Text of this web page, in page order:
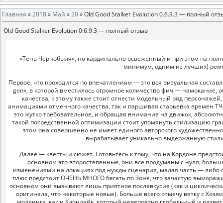
Главная »2018» Май »20» Old Good Stalker Evolution 0.6.9.3 — полный
Old Good Stalker Evolution 0.6.9.3 — полный отзыв
«Тень Чернобыля», но кардинально освеженный и при этом на
минимум, одним из лучших)
Первое, что проходится по впечатлениям — это вся визуальная
gen», в которой вместилось огромное количество фич —
качества; к этому также стоит отнести модельный ряд
анимациями отменного качества, так и паршивая старьевка времен
это жутко требовательное, и обращая внимание на движок,
такой посредственной оптимизации стоит упомянуть стилизацию
этом она совершенно не имеет единого авторского
вырабатывает уникально выдержанную
Далее — квесты и сюжет. Готовьтесь к тому, что на Кордоне
основном это второстепенные, они все продуманы с нуля,
изменениями на локациях под нужды сценария, малая часть — либо
плюс предстоит ОЧЕНЬ МНОГО бегать по Зоне, что зачастую
основном они вызывают лишь приятное послевкусие (как и
оригинала, что некоторые новые). Больше всего отмечу ветку с